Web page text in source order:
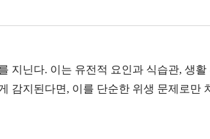
지닌다. 이는 유전적 요인과 식습관, 생
감지된다면, 이를 단순한 위생 문제로